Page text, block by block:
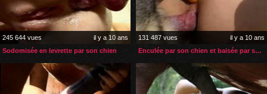
245 644 vues
il y a 10 ans
Sodomisée en levrette par son chien
131 487 vues
il y a 10 ans
Enculée par son chien et baisée par son gode